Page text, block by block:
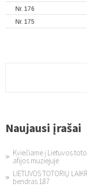
Nr. 176
Nr. 175
Naujausi įrašai
Kviečiame į Lietuvos
afijos muziejuje
LIETUVOS TOTORIŲ
bendras 187